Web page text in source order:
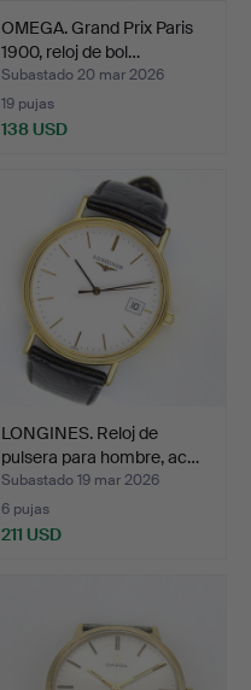
OMEGA. Grand Prix Paris
1900, reloj de bol…
Subastado 20 mar 2026
19 pujas
138 USD
LONGINES. Reloj de
pulsera para hombre, ac…
Subastado 19 mar 2026
6 pujas
211 USD